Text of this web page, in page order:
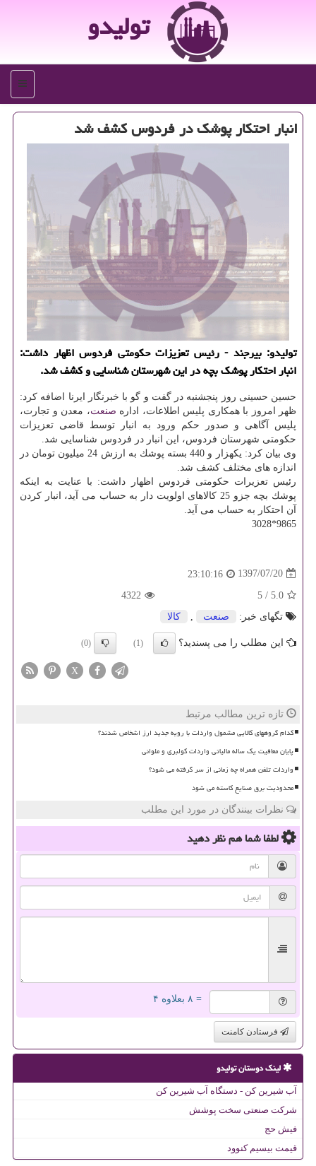
تولیدو
منو
انبار احتكار پوشك در فردوس كشف شد
تولیدو: بیرجند - رئیس تعزیزات حكومتی فردوس اظهار داشت:
انبار احتكار پوشك بچه در این شهرستان شناسایی و كشف شد.
حسین حسینی روز پنجشنبه در گفت و گو با خبرنگار ایرنا اضافه كرد:
ظهر امروز با همكاری پلیس اطلاعات، اداره صنعت، معدن و تجارت،
پلیس آگاهی و صدور حكم ورود به انبار توسط قاضی تعزیزات
حكومتی شهرستان فردوس، این انبار در فردوس شناسایی شد.
وی بیان كرد: یكهزار و 440 بسته پوشك به ارزش 24 میلیون تومان در
اندازه های مختلف كشف شد.
رئیس تعزیرات حكومتی فردوس اظهار داشت: با عنایت به اینكه
پوشك بچه جزو 25 كالاهای اولویت دار به حساب می آید، انبار كردن
آن احتكار به حساب می آید.
9865*3028
1397/07/20
23:10:16
5.0
/
5
4322
تگهای خبر:
صنعت كالا
این مطلب را می پسندید؟ (1)
(0)
X
تازه ترین مطالب مرتبط
کدام گروههای کالایی مشمول واردات با رویه جدید ارز اشخاص شدند؟
پایان معافیت یک ساله مالیاتی واردات کولبری و ملوانی
واردات تلفن همراه چه زمانی از سر گرفته می شود؟
محدودیت برق صنایع کاسته می شود
نظرات بینندگان در مورد این مطلب
لطفا شما همنظر دهید
= ۸ بعلاوه ۴
فرستادن کامنت
لینک دوستان تولیدو
آب شیرین کن - دستگاه آب شیرین کن
شرکت صنعتی سخت پوشش
فیش حج
قیمت بیسیم کنوود